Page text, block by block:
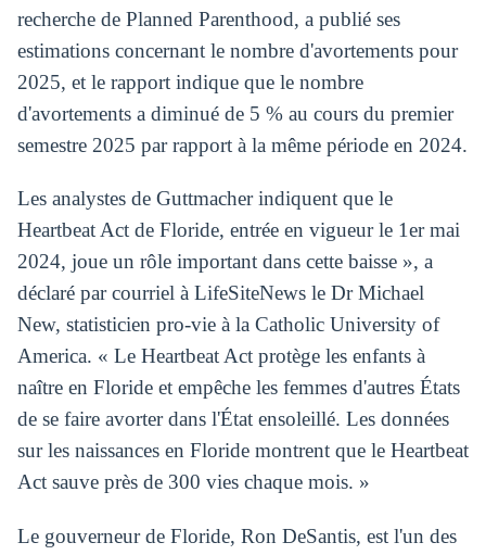
recherche de Planned Parenthood, a publié ses
estimations concernant le nombre d'avortements pour
2025, et le rapport indique que le nombre
d'avortements a diminué de 5 % au cours du premier
semestre 2025 par rapport à la même période en 2024.
Les analystes de Guttmacher indiquent que le
Heartbeat Act de Floride, entrée en vigueur le 1er mai
2024, joue un rôle important dans cette baisse », a
déclaré par courriel à LifeSiteNews le Dr Michael
New, statisticien pro-vie à la Catholic University of
America. « Le Heartbeat Act protège les enfants à
naître en Floride et empêche les femmes d'autres États
de se faire avorter dans l'État ensoleillé. Les données
sur les naissances en Floride montrent que le Heartbeat
Act sauve près de 300 vies chaque mois. »
Le gouverneur de Floride, Ron DeSantis, est l'un des